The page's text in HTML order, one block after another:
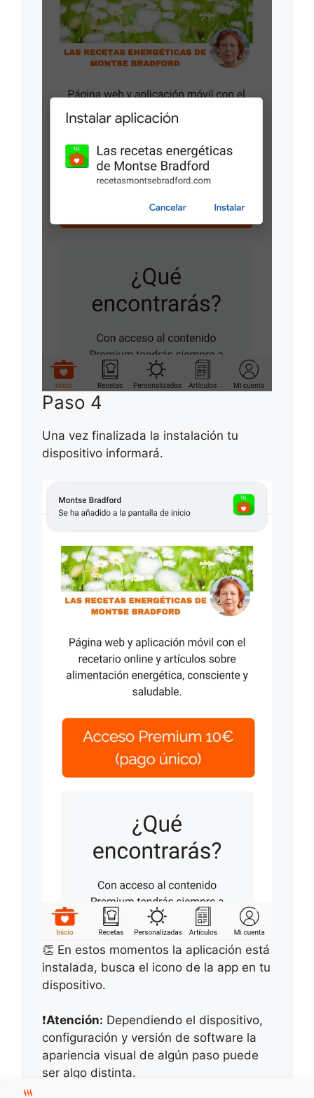
Paso 4
Una vez finalizada la instalación tu
dispositivo informará.
👏 En estos momentos la aplicación está
instalada, busca el icono de la app en tu
dispositivo.
❗Atención: Dependiendo el dispositivo,
configuración y versión de software la
apariencia visual de algún paso puede
ser algo distinta.